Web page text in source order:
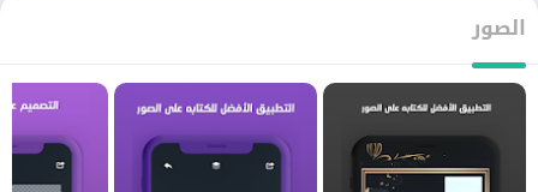
الصور